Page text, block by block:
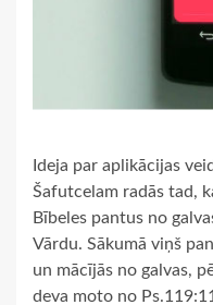
Ideja par aplikācijas
Šafutcelam radās tad,
Bībeles pantus no
Vārdu. Sākumā viņš
un mācījās no galvas,
deva moto no